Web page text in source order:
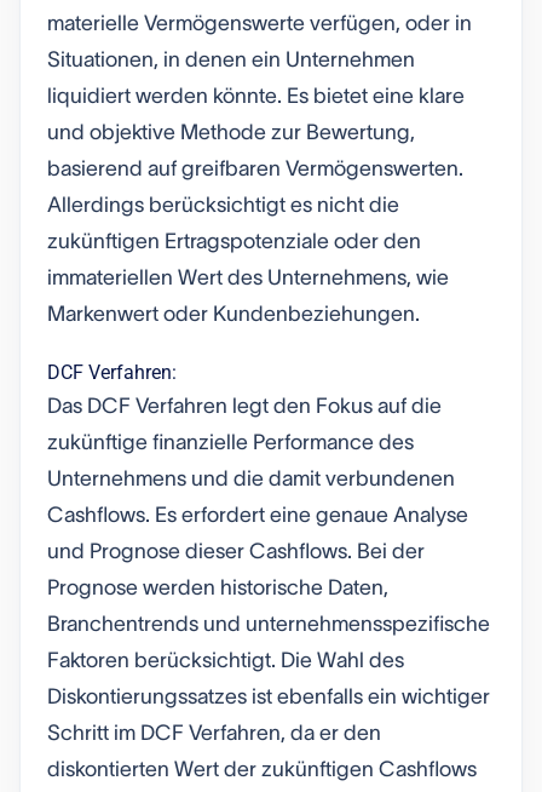
materielle Vermögenswerte verfügen, oder in
Situationen, in denen ein Unternehmen
liquidiert werden könnte. Es bietet eine klare
und objektive Methode zur Bewertung,
basierend auf greifbaren Vermögenswerten.
Allerdings berücksichtigt es nicht die
zukünftigen Ertragspotenziale oder den
immateriellen Wert des Unternehmens, wie
Markenwert oder Kundenbeziehungen.
DCF Verfahren:
Das DCF Verfahren legt den Fokus auf die
zukünftige finanzielle Performance des
Unternehmens und die damit verbundenen
Cashflows. Es erfordert eine genaue Analyse
und Prognose dieser Cashflows. Bei der
Prognose werden historische Daten,
Branchentrends und unternehmensspezifische
Faktoren berücksichtigt. Die Wahl des
Diskontierungssatzes ist ebenfalls ein wichtiger
Schritt im DCF Verfahren, da er den
diskontierten Wert der zukünftigen Cashflows